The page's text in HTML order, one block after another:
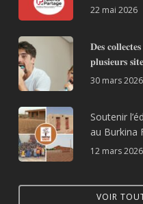
22 mai 2026
𝐃𝐞𝐬
𝐩𝐥𝐮𝐬𝐢𝐞𝐮𝐫𝐬
30 mars 2026
Soutenir
au Burkina
12 mars 2026
VOIR